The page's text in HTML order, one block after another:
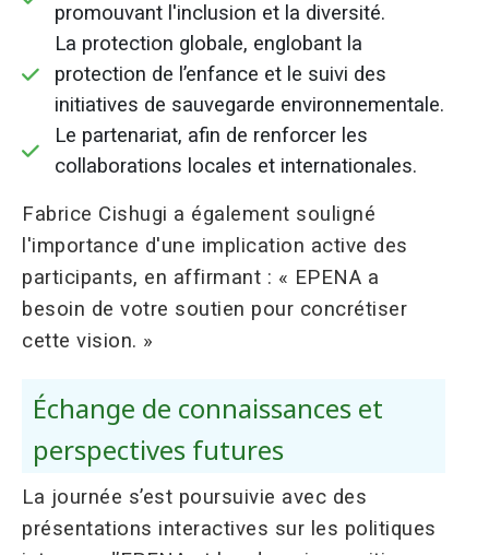
promouvant l'inclusion et la diversité.
La protection globale, englobant la
protection de l’enfance et le suivi des
initiatives de sauvegarde environnementale.
Le partenariat, afin de renforcer les
collaborations locales et internationales.
Fabrice Cishugi a également souligné
l'importance d'une implication active des
participants, en affirmant : « EPENA a
besoin de votre soutien pour concrétiser
cette vision. »
Échange de connaissances et
perspectives futures
La journée s’est poursuivie avec des
présentations interactives sur les politiques